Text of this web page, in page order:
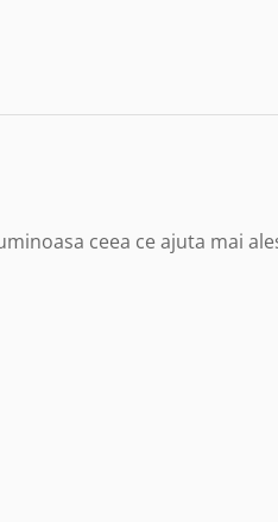
ceea ce ajuta mai